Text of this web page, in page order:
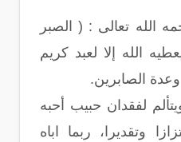
الله تعالى : ( الصبر
الله إلا لعبد كريم
الصابرين.
لفقدان حبيب أحبه
وتقديرا، ربما اباه